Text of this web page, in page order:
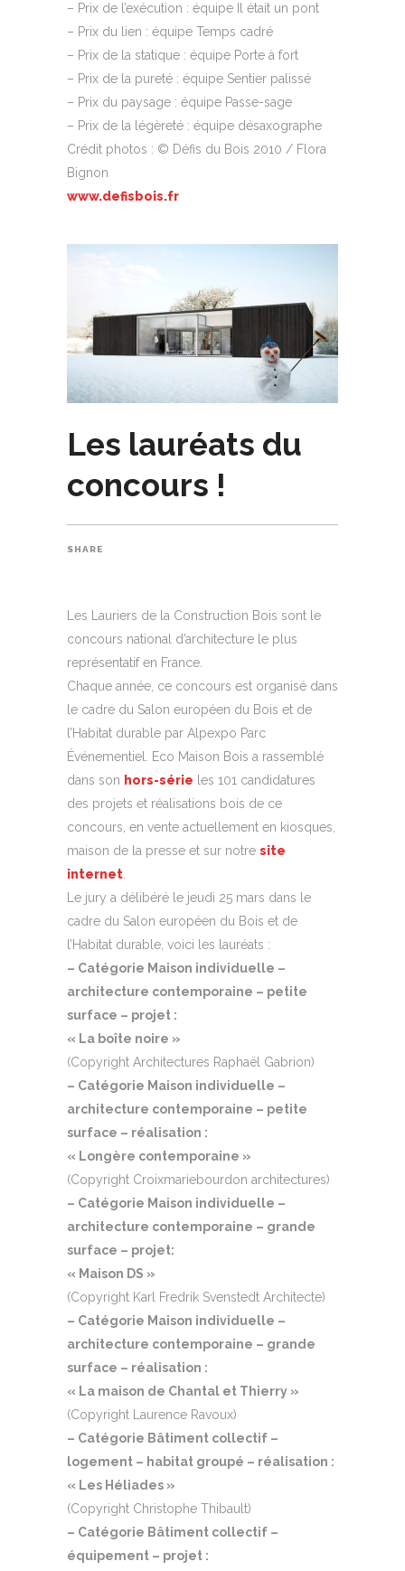
– Prix de l’exécution : équipe Il était un pont
– Prix du lien : équipe Temps cadré
– Prix de la statique : équipe Porte à fort
– Prix de la pureté : équipe Sentier palissé
– Prix du paysage : équipe Passe-sage
– Prix de la légèreté : équipe désaxographe
Crédit photos : © Défis du Bois 2010 / Flora
Bignon
www.defisbois.fr
Les lauréats du
concours !
SHARE
Les Lauriers de la Construction Bois sont le
concours national d’architecture le plus
représentatif en France.
Chaque année, ce concours est organisé dans
le cadre du Salon européen du Bois et de
l’Habitat durable par Alpexpo Parc
Événementiel. Eco Maison Bois a rassemblé
dans son hors-série les 101 candidatures
des projets et réalisations bois de ce
concours, en vente actuellement en kiosques,
maison de la presse et sur notre site
internet.
Le jury a délibéré le jeudi 25 mars dans le
cadre du Salon européen du Bois et de
l’Habitat durable, voici les lauréats :
– Catégorie Maison individuelle –
architecture contemporaine – petite
surface – projet :
« La boîte noire »
(Copyright Architectures Raphaël Gabrion)
– Catégorie Maison individuelle –
architecture contemporaine – petite
surface – réalisation :
« Longère contemporaine »
(Copyright Croixmariebourdon architectures)
– Catégorie Maison individuelle –
architecture contemporaine – grande
surface – projet:
« Maison DS »
(Copyright Karl Fredrik Svenstedt Architecte)
– Catégorie Maison individuelle –
architecture contemporaine – grande
surface – réalisation :
« La maison de Chantal et Thierry »
(Copyright Laurence Ravoux)
– Catégorie Bâtiment collectif –
logement – habitat groupé – réalisation :
« Les Héliades »
(Copyright Christophe Thibault)
– Catégorie Bâtiment collectif –
équipement – projet :